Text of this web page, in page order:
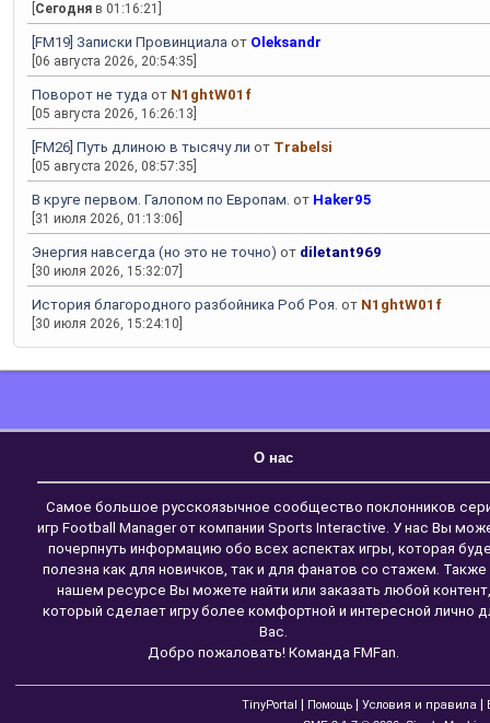
Сегодня в 01:16:21]
[FM19] Записки Провинциала от Oleksandr
[06 августа 2026, 20:54:35]
Поворот не туда от N1ghtW01f
[05 августа 2026, 16:26:13]
[FM26] Путь длиною в тысячу ли от Trabelsi
[05 августа 2026, 08:57:35]
В круге первом. Галопом по Европам. от Haker95
[31 июля 2026, 01:13:06]
Энергия навсегда (но это не точно) от diletant969
[30 июля 2026, 15:32:07]
История благородного разбойника Роб Роя. от N1ghtW01f
[30 июля 2026, 15:24:10]
О нас
Самое большое русскоязычное сообщество поклонников
игр Football Manager от компании Sports Interactive. У нас Вы
почерпнуть информацию обо всех аспектах игры, которая
полезна как для новичков, так и для фанатов со стажем. Также
нашем ресурсе Вы можете найти или заказать любой контент,
который сделает игру более комфортной и интересной лично
Вас.
Добро пожаловать! Команда FMFan.
TinyPortal Помощь Условия и правила